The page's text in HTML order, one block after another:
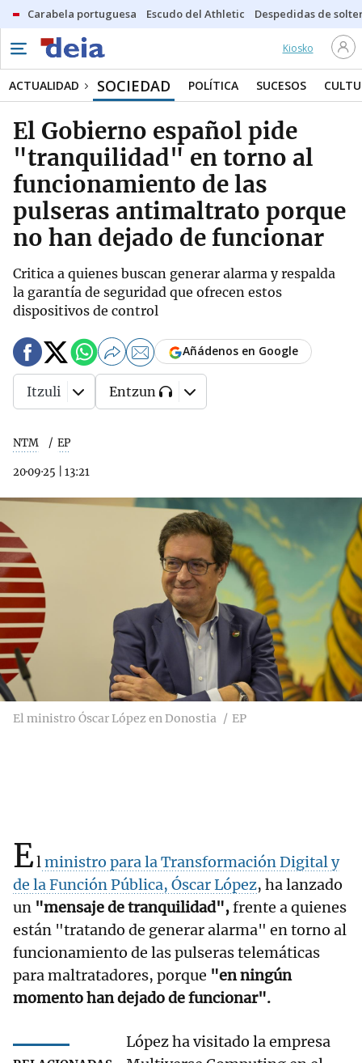
Carabela portuguesa Escudo del Athletic Despedidas de
Kiosko
ACTUALIDAD SOCIEDAD POLÍTICA SUCESOS
El Gobierno español pide
"tranquilidad" en torno al
funcionamiento de las
pulseras antimaltrato porque
no han dejado de funcionar
Critica a quienes buscan generar alarma y respalda
la garantía de seguridad que ofrecen estos
dispositivos de control
NTM EP
20·09·25 13:21
Añádenos en Google
Itzuli Entzun
El ministro Óscar López en Donostia EP
Elministro para la Transformación Digital y
de la Función Pública, Óscar López, ha lanzado
un "mensaje de tranquilidad",frente a quienes
están "tratando de generar alarma" en torno al
funcionamiento de las pulseras telemáticas
para maltratadores, porque "en ningún
momento han dejado de funcionar".
López ha visitado la empresa